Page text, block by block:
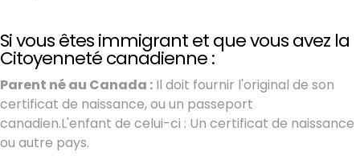
Si vous êtes immigrant et que vous avez la
Citoyenneté canadienne :
Parent né au Canada : Il doit fournir l'original de son
certificat de naissance, ou un passeport
canadien.L'enfant de celui-ci : Un certificat de naissance
ou autre pays.